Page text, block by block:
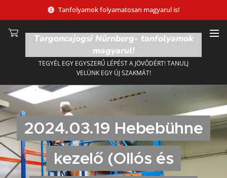
Tanfolyamok folyamatosan magyarul is!
Targoncajogsi Nürnberg- tanfolyamok
magyarul!
TEGYÉL EGY EGYSZERŰ LÉPÉST A JÖVŐDÉRT! TANULJ
VELÜNK EGY ÚJ SZAKMÁT!
2024.03.19 Hebebühne
kezelő (Ollós és